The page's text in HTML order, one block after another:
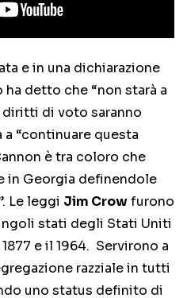
e in una dichiarazione
detto che “non starà a
di voto saranno
“continuare questa
è tra coloro che
in Georgia definendole
Le leggi Jim Crowfurono
stati degli Stati Uniti
e il 1964. Servirono a
razziale in tutti
uno status definito di